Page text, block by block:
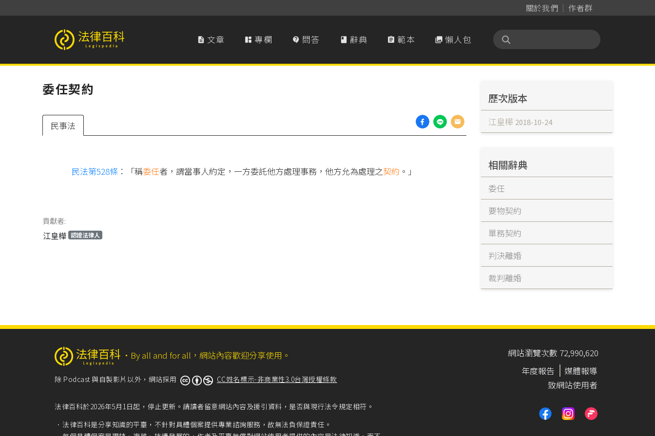
關於我們 作者群
法律百科 Legispedia  文章  專欄  問答  辭典  範本  懶人包
委任契約
民事法
民法第528條 ：「稱委任者，謂當事人約定，一方委託他方處理事務，他方允為處理之契約 。」
貢獻者:
江皇樺 認證法律人
歷次版本
江皇樺 2018-10-24
相關辭典
委任
要物契約
單務契約
判決離婚
裁判離婚
‧ By all and for all，網站內容歡迎分享使用。
除 Podcast 與自製影片以外，網站採用 CC姓名標示-非商業性3.0台灣授權條款
法律百科於2026年5月1日起，停止更新。請讀者留意網站內容及援引資料，是否與現行法令規定相符。
法律百科是分享知識的平臺，不針對具體個案提供專業諮詢服務，故無法負保證責任。
網站瀏覽次數 72,990,620
年度報告
媒體報導
致網站使用者